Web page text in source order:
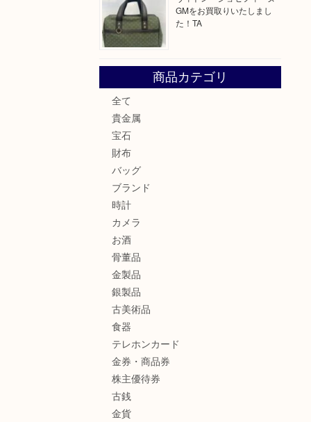
GMをお買取りいたしまし
た！TA
商品カテゴリ
全て
貴金属
宝石
財布
バッグ
ブランド
時計
カメラ
お酒
骨董品
金製品
銀製品
古美術品
食器
テレホンカード
金券・商品券
株主優待券
古銭
金貨